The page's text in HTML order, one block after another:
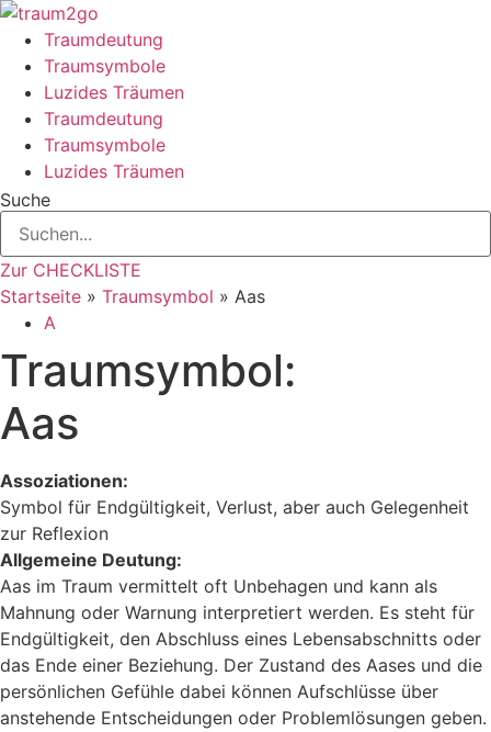
Zum
Inhalt
springen
Traumdeutung
Traumsymbole
Luzides Träumen
Traumdeutung
Traumsymbole
Luzides Träumen
Suche
Zur CHECKLISTE
Startseite » Traumsymbol » Aas
A
Traumsymbol:
Aas
Assoziationen:
Symbol für Endgültigkeit, Verlust, aber auch Gelegenheit
zur Reflexion
Allgemeine Deutung:
Aas im Traum vermittelt oft Unbehagen und kann als
Mahnung oder Warnung interpretiert werden. Es steht für
Endgültigkeit, den Abschluss eines Lebensabschnitts oder
das Ende einer Beziehung. Der Zustand des Aases und die
persönlichen Gefühle dabei können Aufschlüsse über
anstehende Entscheidungen oder Problemlösungen geben.